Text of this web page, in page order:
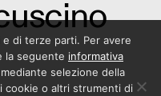
di terze parti. Per avere
la seguente informativa
selezione della
cookie o altri strumenti di